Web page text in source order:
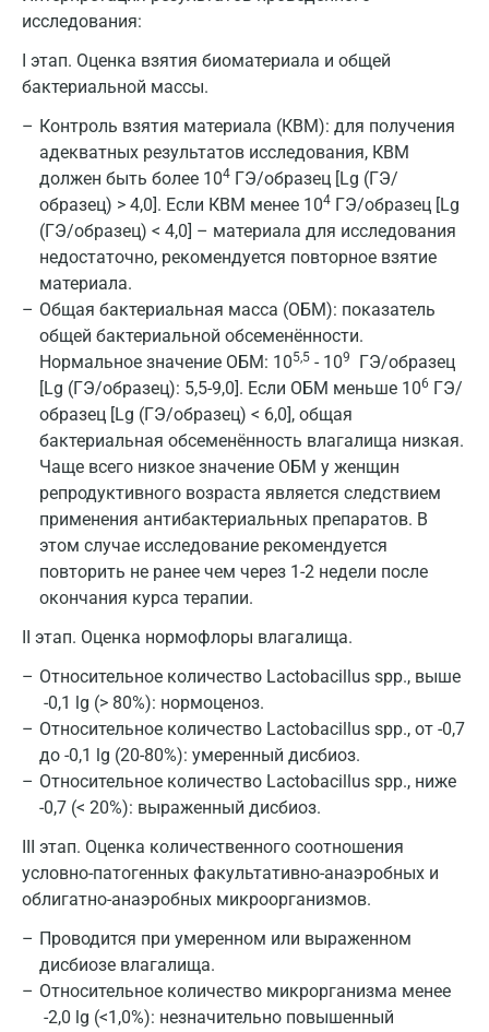
исследования:
I этап. Оценка взятия биоматериала и общей
бактериальной массы.
Контроль взятия материала (КВМ): для получения
адекватных результатов исследования, КВМ
должен быть более 104 ГЭ/образец [Lg (ГЭ/
образец) > 4,0]. Если КВМ менее 104 ГЭ/образец [Lg
(ГЭ/образец) < 4,0] – материала для исследования
недостаточно, рекомендуется повторное взятие
материала.
Общая бактериальная масса (ОБМ): показатель
общей бактериальной обсеменённости.
Нормальное значение ОБМ: 105,5 - 109
ГЭ/образец
[Lg (ГЭ/образец): 5,5-9,0]. Если ОБМ меньше 106 ГЭ/
образец [Lg (ГЭ/образец) < 6,0], общая
бактериальная обсеменённость влагалища низкая.
Чаще всего низкое значение ОБМ у женщин
репродуктивного возраста является следствием
применения антибактериальных препаратов. В
этом случае исследование рекомендуется
повторить не ранее чем через 1-2 недели после
окончания курса терапии.
II этап. Оценка нормофлоры влагалища.
Относительное количество Lactobacillus spp., выше
-0,1 lg (> 80%): нормоценоз.
Относительное количество Lactobacillus spp., от -0,7
до -0,1 lg (20-80%): умеренный дисбиоз.
Относительное количество Lactobacillus spp., ниже
-0,7 (< 20%): выраженный дисбиоз.
III этап. Оценка количественного соотношения
условно-патогенных факультативно-анаэробных и
облигатно-анаэробных микроорганизмов.
Проводится при умеренном или выраженном
дисбиозе влагалища.
Относительное количество микрорганизма менее
-2,0 lg (<1,0%): незначительно повышенный